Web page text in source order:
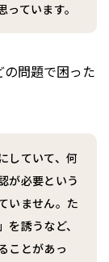
ています。
問題で困った
していて、何
が必要という
いません。た
誘うなど、
ことがあっ